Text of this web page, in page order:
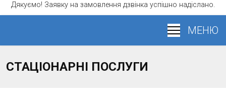
Дякуємо! Заявку на замовлення дзвінка успішно надіслано.
СТАЦІОНАРНІ ПОСЛУГИ